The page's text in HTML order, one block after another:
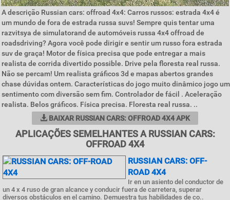
A descrição Russian cars: offroad 4x4: Carros russos: estrada 4x4 é
um mundo de fora de estrada russa suvs! Sempre quis tentar uma
razvitsya de simulatorand de automóveis russa 4x4 offroad de
roadsdriving? Agora você pode dirigir e sentir um russo fora estrada
suv de graça! Motor de física precisa que pode entregar a mais
realista de corrida divertido possible. Drive pela floresta real russa.
Não se percam! Um realista gráficos 3d e mapas abertos grandes
chase dúvidas ontem. Características do jogo muito dinâmico jogo um
sentimento com diversão sem fim. Controlador de fácil . Aceleração
realista. Belos gráficos. Física precisa. Floresta real russa. ..
BAIXAR RUSSIAN CARS: OFFROAD 4X4 APK
APLICAÇÕES SEMELHANTES A RUSSIAN CARS:
OFFROAD 4X4
RUSSIAN CARS: OFF-
ROAD 4X4
Ir en un asiento del conductor de
un 4 x 4 ruso de gran alcance y conducir fuera de carretera, superar
diversos obstáculos en el camino. Demuestra tus habilidades de co..